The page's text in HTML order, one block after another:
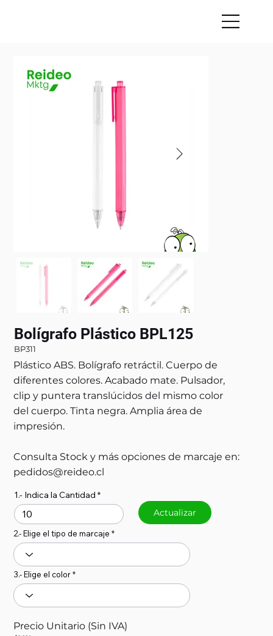
Bolígrafo Plástico BPL125
BP311
Plástico ABS. Bolígrafo retráctil. Cuerpo de
diferentes colores. Acabado mate. Pulsador,
clip y puntera translúcidos del mismo color
del cuerpo. Tinta negra. Amplia área de
impresión.
Consulta Stock y más opciones de marcaje en:
pedidos@reideo.cl
1.- Indica la Cantidad
Actualizar
2.- Elige el tipo de marcaje
3.- Elige el color
Precio Unitario (Sin IVA)